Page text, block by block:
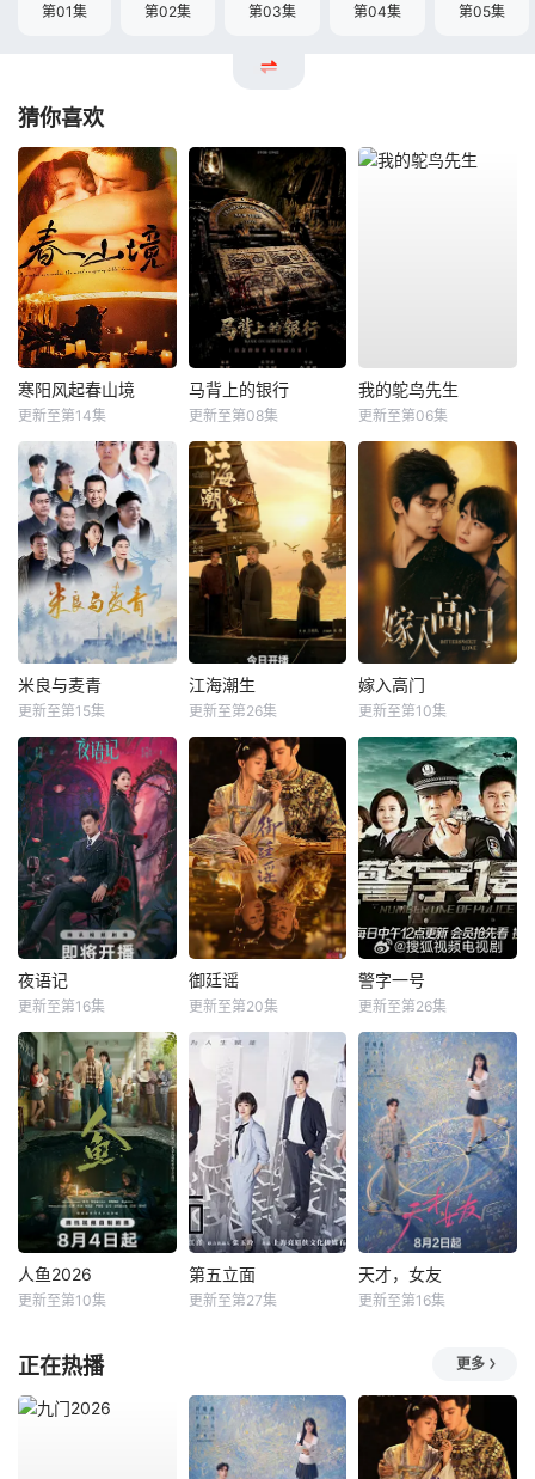
第01集 第02集 第03集 第04集 第05集
猜你喜欢
寒阳风起春山境
更新至第14集
马背上的银行
更新至第08集
我的鸵鸟先生
更新至第06集
米良与麦青
更新至第15集
江海潮生
更新至第26集
嫁入高门
更新至第10集
夜语记
更新至第16集
御廷谣
更新至第20集
警字一号
更新至第26集
人鱼2026
更新至第10集
第五立面
更新至第27集
天才，女友
更新至第16集
正在热播 更多